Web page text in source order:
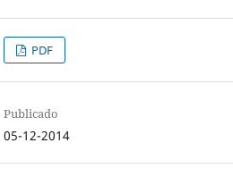
PDF
Publicado
05-12-2014